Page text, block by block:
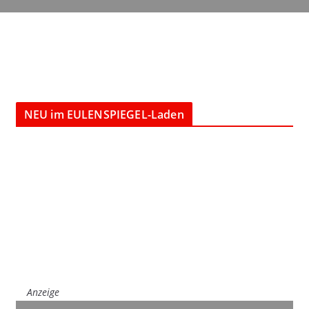
NEU im EULENSPIEGEL-Laden
Anzeige